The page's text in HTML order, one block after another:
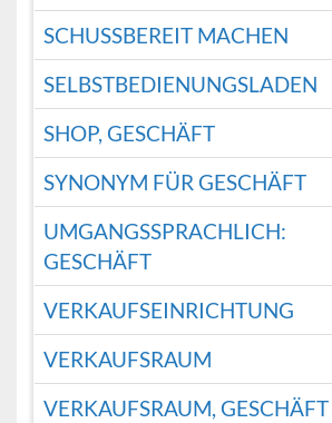
SCHUSSBEREIT MACHEN
SELBSTBEDIENUNGSLADEN
SHOP, GESCHÄFT
SYNONYM FÜR GESCHÄFT
UMGANGSSPRACHLICH:
GESCHÄFT
VERKAUFSEINRICHTUNG
VERKAUFSRAUM
VERKAUFSRAUM, GESCHÄFT